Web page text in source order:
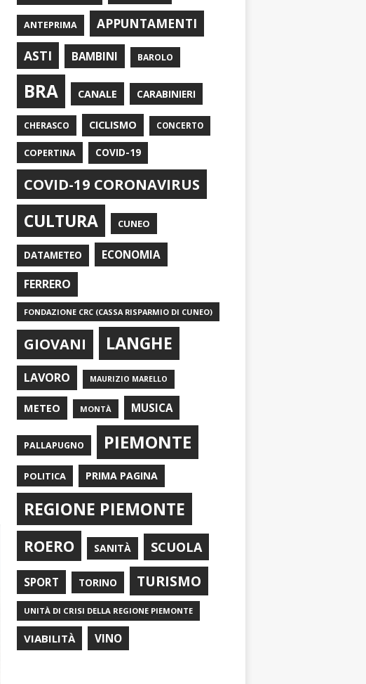
ANTEPRIMA
APPUNTAMENTI
ASTI
BAMBINI BAROLO
BRA CANALE CARABINIERI
CHERASCO CICLISMO CONCERTO
COPERTINA COVID-19
COVID-19 CORONAVIRUS
CULTURA CUNEO
DATAMETEO ECONOMIA
FERRERO
FONDAZIONE CRC (CASSA RISPARMIO DI CUNEO)
GIOVANI LANGHE
LAVORO MAURIZIO MARELLO
METEO MONTÀ MUSICA
PALLAPUGNO PIEMONTE
POLITICA PRIMA PAGINA
REGIONE PIEMONTE
ROERO SANITÀ SCUOLA
SPORT TORINO TURISMO
UNITÀ DI CRISI DELLA REGIONE PIEMONTE
VIABILITÀ VINO